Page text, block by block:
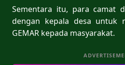
Sementara itu, para camat
dengan kepala desa untuk
GEMAR kepada masyarakat.